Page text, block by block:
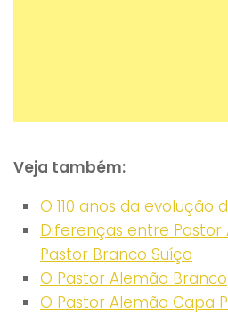
Veja também:
O 110 anos da evolução
Diferenças entre Pastor
Pastor Branco Suíço
O Pastor Alemão Branco
O Pastor Alemão Capa